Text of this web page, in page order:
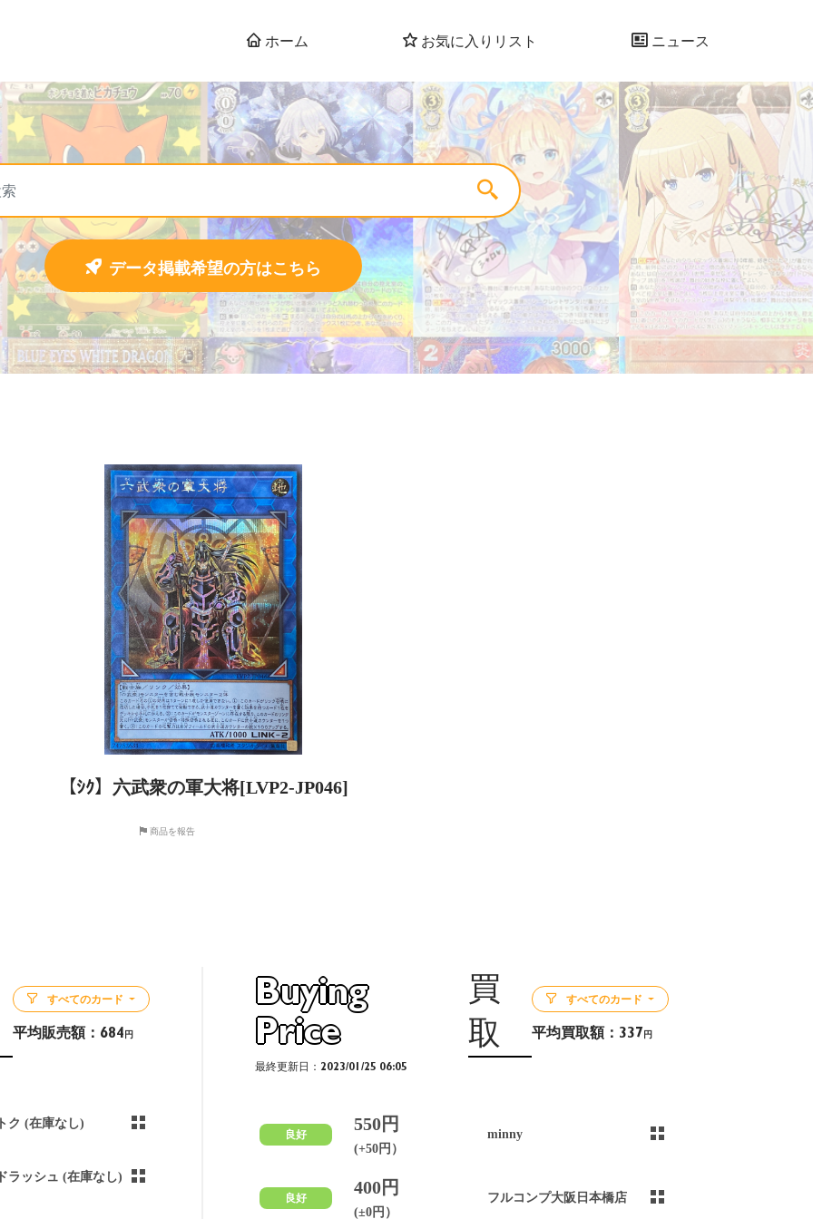
ホーム お気に入りリスト ニュース
データ掲載希望の方はこちら
【ｼｸ】六武衆の軍大将[LVP2-JP046]
商品を報告
すべてのカード
平均販売額： 684 円
ク (在庫なし)
ラッシュ (在庫なし)
Buying
Price
買
取
最終更新日：2023/01/25 06:05
すべてのカード
平均買取額： 337 円
良好
550円
(+50円）
minny
良好
400円
(±0円）
フルコンプ大阪日本橋店